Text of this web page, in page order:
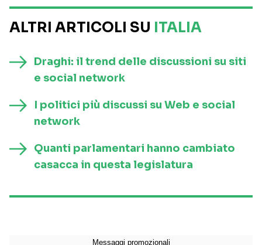
ALTRI ARTICOLI SU ITALIA
Draghi: il trend delle discussioni su siti
e social network
I politici più discussi su Web e social
network
Quanti parlamentari hanno cambiato
casacca in questa legislatura